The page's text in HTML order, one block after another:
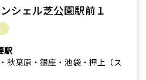
シェル芝公園駅前１
駅
秋葉原・銀座・池袋・押上（ス